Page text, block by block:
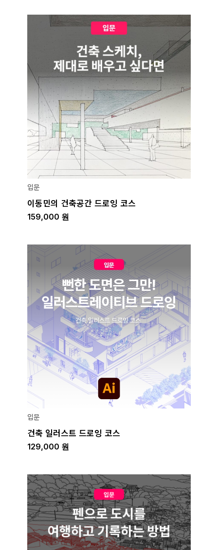
입문
이동민의 건축공간 드로잉 코스
159,000 원
입문
건축 일러스트 드로잉 코스
129,000 원